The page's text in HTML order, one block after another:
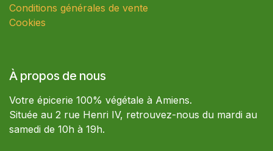
Conditions générales de vente
Cookies
À propos de nous
Votre épicerie 100% végétale à Amiens.
Située au 2 rue Henri IV, retrouvez-nous du mardi au
samedi de 10h à 19h.